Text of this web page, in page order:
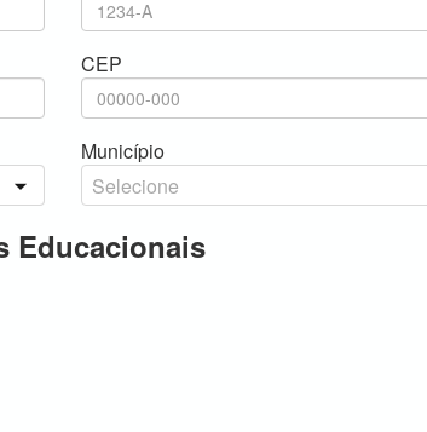
CEP
Município
Educacionais